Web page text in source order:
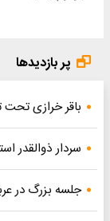
پر بازدیدها
باقر خرازی
سردار ذوالقدر
جلسه بزرگ در